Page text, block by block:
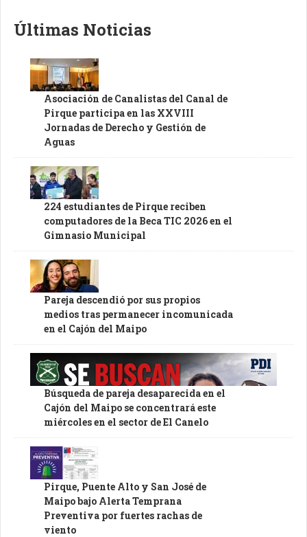
Últimas Noticias
Asociación de Canalistas del Canal de
Pirque participa en las XXVIII
Jornadas de Derecho y Gestión de
Aguas
224 estudiantes de Pirque reciben
computadores de la Beca TIC 2026 en el
Gimnasio Municipal
Pareja descendió por sus propios
medios tras permanecer incomunicada
en el Cajón del Maipo
Búsqueda de pareja desaparecida en el
Cajón del Maipo se concentrará este
miércoles en el sector de El Canelo
Pirque, Puente Alto y San José de
Maipo bajo Alerta Temprana
Preventiva por fuertes rachas de
viento